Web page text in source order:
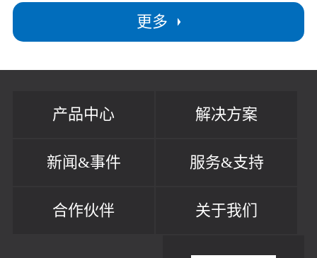
更多
产品中心 解决方案
新闻&事件 服务&支持
合作伙伴 关于我们